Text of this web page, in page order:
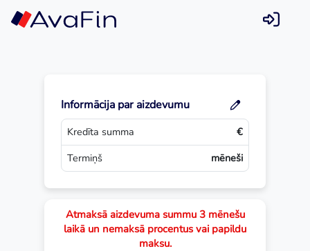
content
Informācija par aizdevumu
Kredīta summa
€
Termiņš
mēneši
Atmaksā aizdevuma summu 3 mēnešu
laikā un nemaksā procentus vai papildu
maksu.